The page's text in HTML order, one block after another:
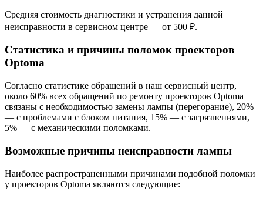
Средняя стоимость диагностики и устранения данной
неисправности в сервисном центре — от 500 ₽.
Статистика и причины поломок проекторов
Optoma
Согласно статистике обращений в наш сервисный центр,
около 60% всех обращений по ремонту проекторов Optoma
связаны с необходимостью замены лампы (перегорание), 20%
— с проблемами с блоком питания, 15% — с загрязнениями,
5% — с механическими поломками.
Возможные причины неисправности лампы
Наиболее распространенными причинами подобной поломки
у проекторов Optoma являются следующие: